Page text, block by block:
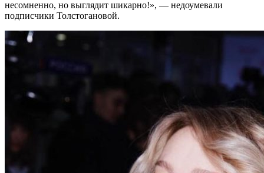
несомненно, но выглядит шикарно!», — недоумевали
подписчики Толстогановой.